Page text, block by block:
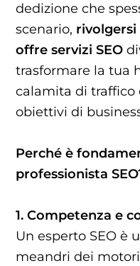
dedizione che
scenario, rivolgersi
offre servizi SEO
trasformare la tua
calamita di traffico
obiettivi di
Perché è
professionista
1. Competenza e
Un esperto SEO è
meandri dei